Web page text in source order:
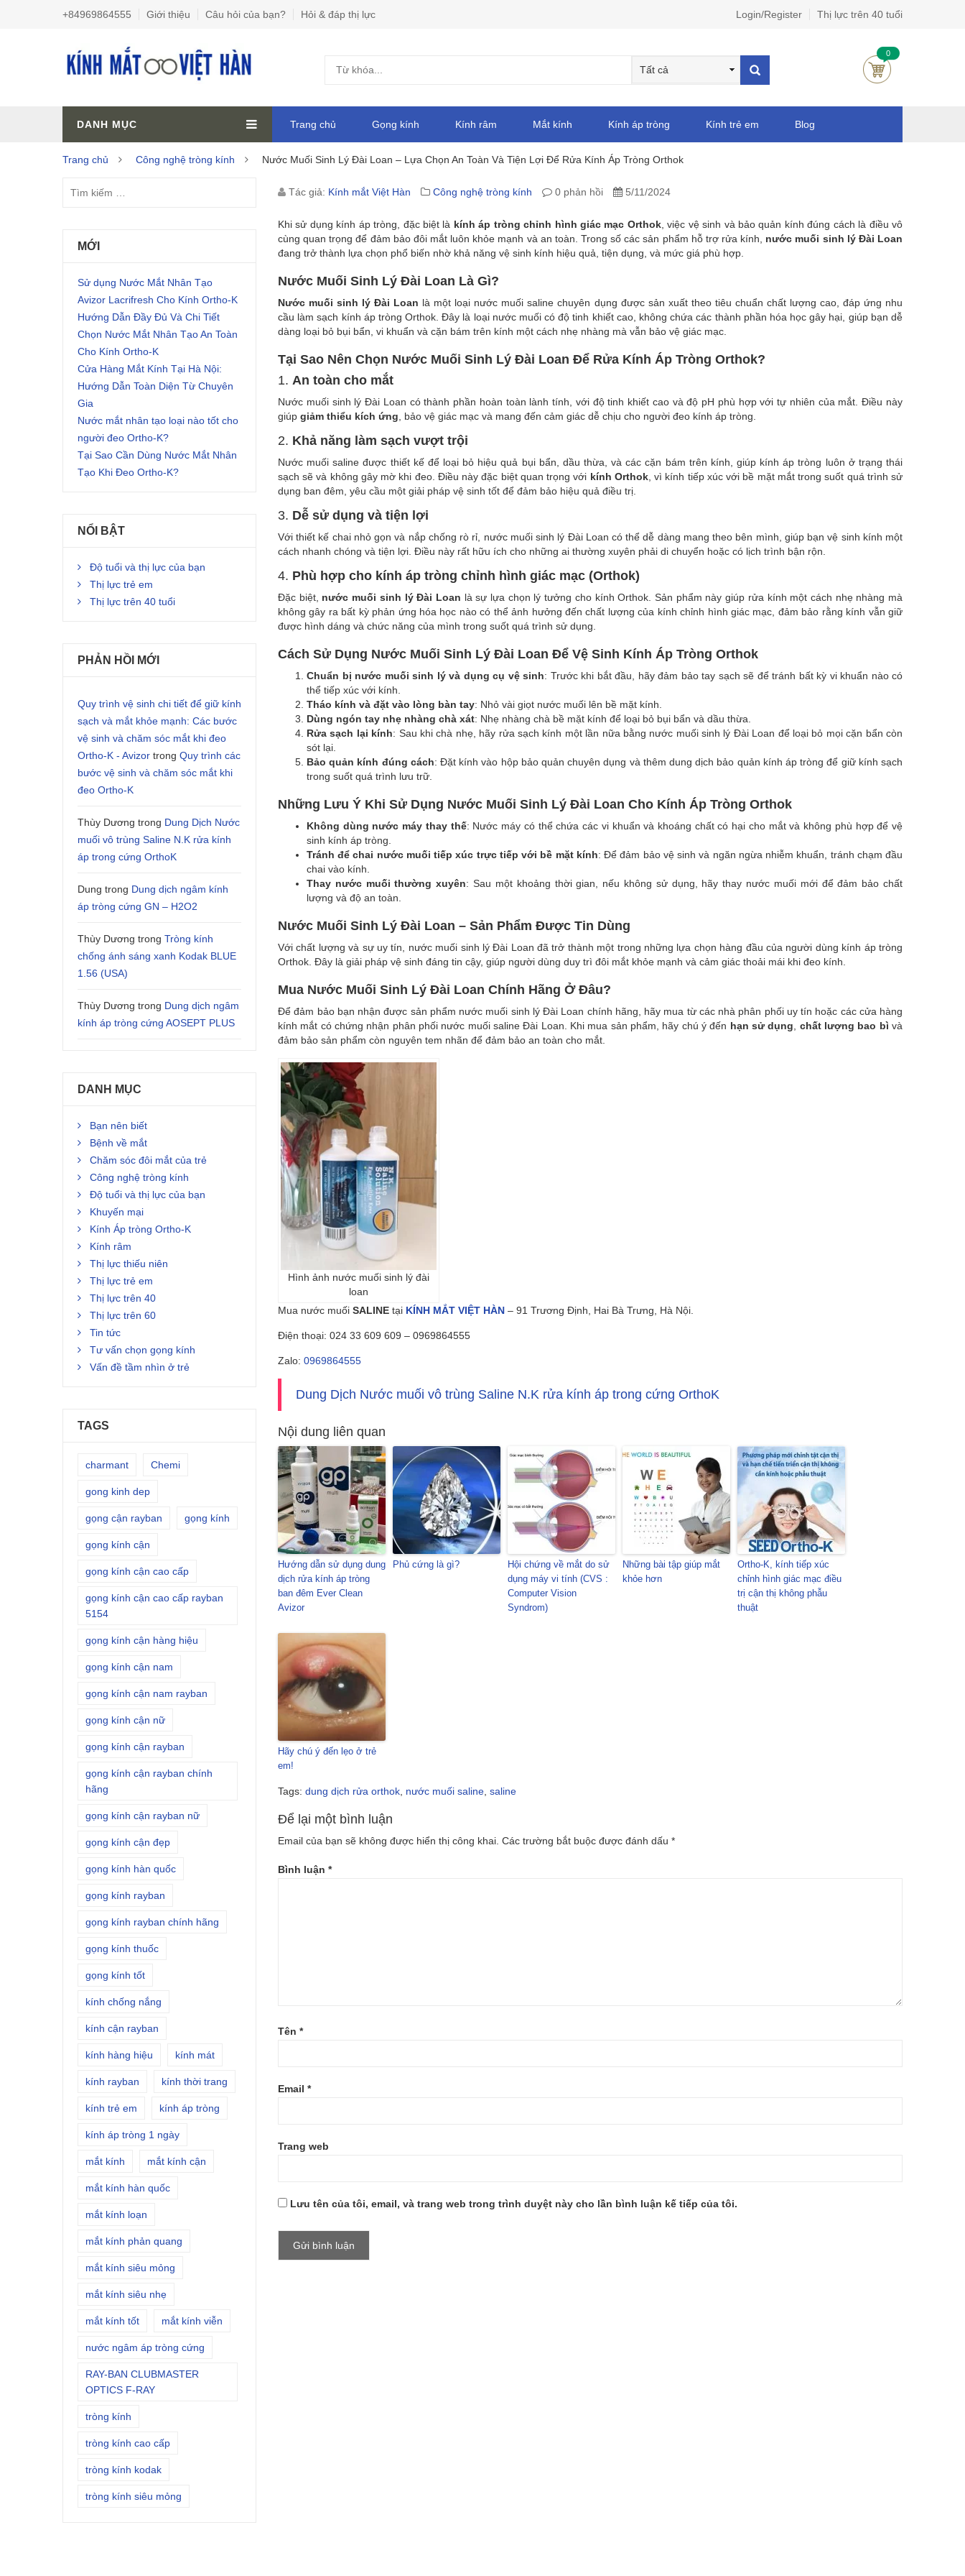
+84969864555 Giới thiệu Câu hỏi của bạn? Hỏi & đáp thị lực Login/Register Thị lực trên 40 tuổi
0
DANH MỤC Trang chủ Gọng kính Kính râm Mắt kính Kính áp tròng Kính trẻ em Blog
Trang chủ Công nghệ tròng kính Nước Muối Sinh Lý Đài Loan – Lựa Chọn An Toàn Và Tiện Lợi Để Rửa Kính Áp Tròng Orthok
NƯỚC
MUỐI
SINH
LÝ
ĐÀI
LOAN
–
CHỌN
AN
TOÀN
VÀ
TIỆN
ĐỂ
RỬA
KÍNH
ÁP
TRÒNG
ORTHOK
Tác giả: Kính mắt Việt Hàn Công nghệ tròng kính 0 phản hồi 5/11/2024
Khi sử dụng kính áp tròng, đặc biệt là kính áp tròng chỉnh hình giác mạc Orthok, việc vệ sinh và bảo quản kính đúng cách là điều vô
cùng quan trọng để đảm bảo đôi mắt luôn khỏe mạnh và an toàn. Trong số các sản phẩm hỗ trợ rửa kính, nước muối sinh lý Đài Loan
đang trở thành lựa chọn phổ biến nhờ khả năng vệ sinh kính hiệu quả, tiện dụng, và mức giá phù hợp.
Nước Muối Sinh Lý Đài Loan Là Gì?
Nước muối sinh lý Đài Loan là một loại nước muối saline chuyên dụng được sản xuất theo tiêu chuẩn chất lượng cao, đáp ứng nhu
cầu làm sạch kính áp tròng Orthok. Đây là loại nước muối có độ tinh khiết cao, không chứa các thành phần hóa học gây hại, giúp bạn dễ
dàng loại bỏ bụi bẩn, vi khuẩn và cặn bám trên kính một cách nhẹ nhàng mà vẫn bảo vệ giác mạc.
Tại Sao Nên Chọn Nước Muối Sinh Lý Đài Loan Để Rửa Kính Áp Tròng Orthok?
1. An toàn cho mắt
Nước muối sinh lý Đài Loan có thành phần hoàn toàn lành tính, với độ tinh khiết cao và độ pH phù hợp với tự nhiên của mắt. Điều này
giúp giảm thiểu kích ứng , bảo vệ giác mạc và mang đến cảm giác dễ chịu cho người đeo kính áp tròng.
2. Khả năng làm sạch vượt trội
Nước muối saline được thiết kế để loại bỏ hiệu quả bụi bẩn, dầu thừa, và các cặn bám trên kính, giúp kính áp tròng luôn ở trạng thái
sạch sẽ và không gây mờ khi đeo. Điều này đặc biệt quan trọng với kính Orthok, vì kính tiếp xúc với bề mặt mắt trong suốt quá trình sử
dụng ban đêm, yêu cầu một giải pháp vệ sinh tốt để đảm bảo hiệu quả điều trị.
3. Dễ sử dụng và tiện lợi
Với thiết kế chai nhỏ gọn và nắp chống rò rỉ, nước muối sinh lý Đài Loan có thể dễ dàng mang theo bên mình, giúp bạn vệ sinh kính một
cách nhanh chóng và tiện lợi. Điều này rất hữu ích cho những ai thường xuyên phải di chuyển hoặc có lịch trình bận rộn.
4. Phù hợp cho kính áp tròng chỉnh hình giác mạc (Orthok)
Đặc biệt, nước muối sinh lý Đài Loan là sự lựa chọn lý tưởng cho kính Orthok. Sản phẩm này giúp rửa kính một cách nhẹ nhàng mà
không gây ra bất kỳ phản ứng hóa học nào có thể ảnh hưởng đến chất lượng của kính chỉnh hình giác mạc, đảm bảo rằng kính vẫn giữ
được hình dáng và chức năng của mình trong suốt quá trình sử dụng.
Cách Sử Dụng Nước Muối Sinh Lý Đài Loan Để Vệ Sinh Kính Áp Tròng Orthok
Chuẩn bị nước muối sinh lý và dụng cụ vệ sinh: Trước khi bắt đầu, hãy đảm bảo tay sạch sẽ để tránh bất kỳ vi khuẩn nào có
thể tiếp xúc với kính.
Tháo kính và đặt vào lòng bàn tay: Nhỏ vài giọt nước muối lên bề mặt kính.
Dùng ngón tay nhẹ nhàng chà xát: Nhẹ nhàng chà bề mặt kính để loại bỏ bụi bẩn và dầu thừa.
Rửa sạch lại kính: Sau khi chà nhẹ, hãy rửa sạch kính một lần nữa bằng nước muối sinh lý Đài Loan để loại bỏ mọi cặn bẩn còn
sót lại.
Bảo quản kính đúng cách: Đặt kính vào hộp bảo quản chuyên dụng và thêm dung dịch bảo quản kính áp tròng để giữ kính sạch
trong suốt quá trình lưu trữ.
Những Lưu Ý Khi Sử Dụng Nước Muối Sinh Lý Đài Loan Cho Kính Áp Tròng Orthok
Không dùng nước máy thay thế: Nước máy có thể chứa các vi khuẩn và khoáng chất có hại cho mắt và không phù hợp để vệ
sinh kính áp tròng.
Tránh để chai nước muối tiếp xúc trực tiếp với bề mặt kính: Để đảm bảo vệ sinh và ngăn ngừa nhiễm khuẩn, tránh chạm đầu
chai vào kính.
Thay nước muối thường xuyên: Sau một khoảng thời gian, nếu không sử dụng, hãy thay nước muối mới để đảm bảo chất
lượng và độ an toàn.
Nước Muối Sinh Lý Đài Loan – Sản Phẩm Được Tin Dùng
Với chất lượng và sự uy tín, nước muối sinh lý Đài Loan đã trở thành một trong những lựa chọn hàng đầu của người dùng kính áp tròng
Orthok. Đây là giải pháp vệ sinh đáng tin cậy, giúp người dùng duy trì đôi mắt khỏe mạnh và cảm giác thoải mái khi đeo kính.
Mua Nước Muối Sinh Lý Đài Loan Chính Hãng Ở Đâu?
Để đảm bảo bạn nhận được sản phẩm nước muối sinh lý Đài Loan chính hãng, hãy mua từ các nhà phân phối uy tín hoặc các cửa hàng
kính mắt có chứng nhận phân phối nước muối saline Đài Loan. Khi mua sản phẩm, hãy chú ý đến hạn sử dụng chất lượng bao bì và
đảm bảo sản phẩm còn nguyên tem nhãn để đảm bảo an toàn cho mắt.
Hình ảnh nước muối sinh lý đài
loan
Mua nước muối SALINE tại KÍNH MẮT VIỆT HÀN – 91 Trương Định, Hai Bà Trưng, Hà Nội.
Điện thoại: 024 33 609 609 – 0969864555
Zalo: 0969864555
Dung Dịch Nước muối vô trùng Saline N.K rửa kính áp trong cứng OrthoK
Nội dung liên quan
Hướng dẫn sử dụng dung
dịch rửa kính áp tròng
ban đêm Ever Clean
Avizor
Phủ cứng là gì?
Hội chứng về mắt do sử
dụng máy vi tính (CVS :
Computer Vision
Syndrom)
Những bài tập giúp mắt
khỏe hơn
Ortho-K, kính tiếp xúc
chỉnh hình giác mạc điều
trị cận thị không phẫu
thuật
Hãy chú ý đến lẹo ở trẻ
em!
Tags: dung dịch rửa orthok, nước muối saline, saline
Để lại một bình luận
Email của bạn sẽ không được hiển thị công khai. Các trường bắt buộc được đánh dấu *
Bình luận *
Tên *
Email *
Trang web
Lưu tên của tôi, email, và trang web trong trình duyệt này cho lần bình luận kế tiếp của tôi.
MỚI
Sử dụng Nước Mắt Nhân Tạo
Avizor Lacrifresh Cho Kính Ortho-K
Hướng Dẫn Đầy Đủ Và Chi Tiết
Chọn Nước Mắt Nhân Tạo An Toàn
Cho Kính Ortho-K
Cửa Hàng Mắt Kính Tại Hà Nội:
Hướng Dẫn Toàn Diện Từ Chuyên
Gia
Nước mắt nhân tạo loại nào tốt cho
người đeo Ortho-K?
Tại Sao Cần Dùng Nước Mắt Nhân
Tạo Khi Đeo Ortho-K?
NỔI BẬT
Độ tuổi và thị lực của bạn
Thị lực trẻ em
Thị lực trên 40 tuổi
PHẢN HỒI MỚI
Quy trình vệ sinh chi tiết để giữ kính
sạch và mắt khỏe mạnh: Các bước
vệ sinh và chăm sóc mắt khi đeo
Ortho-K - Avizor trong Quy trình các
bước vệ sinh và chăm sóc mắt khi
đeo Ortho-K
Thùy Dương trong Dung Dịch Nước
muối vô trùng Saline N.K rửa kính
áp trong cứng OrthoK
Dung trong Dung dịch ngâm kính
áp tròng cứng GN – H2O2
Thùy Dương trong Tròng kính
chống ánh sáng xanh Kodak BLUE
1.56 (USA)
Thùy Dương trong Dung dịch ngâm
kính áp tròng cứng AOSEPT PLUS
DANH MỤC
Bạn nên biết
Bệnh về mắt
Chăm sóc đôi mắt của trẻ
Công nghệ tròng kính
Độ tuổi và thị lực của bạn
Khuyến mại
Kính Áp tròng Ortho-K
Kính râm
Thị lực thiếu niên
Thị lực trẻ em
Thị lực trên 40
Thị lực trên 60
Tin tức
Tư vấn chọn gọng kính
Vấn đề tầm nhìn ở trẻ
TAGS
charmant Chemi
gong kinh dep
gọng cận rayban gọng kính
gọng kính cận
gọng kính cận cao cấp
gọng kính cận cao cấp rayban
5154
gọng kính cận hàng hiệu
gọng kính cận nam
gọng kính cận nam rayban
gọng kính cận nữ
gọng kính cận rayban
gọng kính cận rayban chính
hãng
gọng kính cận rayban nữ
gọng kính cận đẹp
gọng kính hàn quốc
gọng kính rayban
gọng kính rayban chính hãng
gọng kính thuốc
gọng kính tốt
kính chống nắng
kính cận rayban
kính hàng hiệu kính mát
kính rayban kính thời trang
kính trẻ em kính áp tròng
kính áp tròng 1 ngày
mắt kính mắt kính cận
mắt kính hàn quốc
mắt kính loạn
mắt kính phản quang
mắt kính siêu mỏng
mắt kính siêu nhẹ
mắt kính tốt mắt kính viễn
nước ngâm áp tròng cứng
RAY-BAN CLUBMASTER
OPTICS F-RAY
tròng kính
tròng kính cao cấp
tròng kính kodak
tròng kính siêu mỏng